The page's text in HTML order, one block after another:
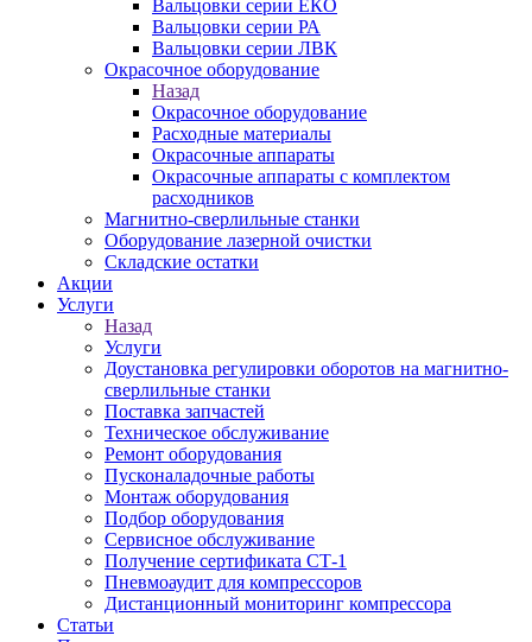
Вальцовки серии ЕКО
Вальцовки серии РА
Вальцовки серии ЛВК
Окрасочное оборудование
Назад
Окрасочное оборудование
Расходные материалы
Окрасочные аппараты
Окрасочные аппараты с комплектом
расходников
Магнитно-сверлильные станки
Оборудование лазерной очистки
Складские остатки
Акции
Услуги
Назад
Услуги
Доустановка регулировки оборотов на магнитно-
сверлильные станки
Поставка запчастей
Техническое обслуживание
Ремонт оборудования
Пусконаладочные работы
Монтаж оборудования
Подбор оборудования
Сервисное обслуживание
Получение сертификата СТ-1
Пневмоаудит для компрессоров
Дистанционный мониторинг компрессора
Статьи